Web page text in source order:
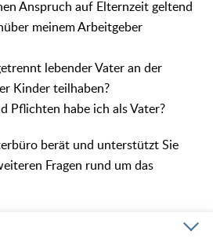
Anspruch auf Elternzeit geltend
meinem Arbeitgeber
lebender Vater an der
Kinder teilhaben?
Pflichten habe ich als Vater?
berät und unterstützt Sie
Fragen rund um das